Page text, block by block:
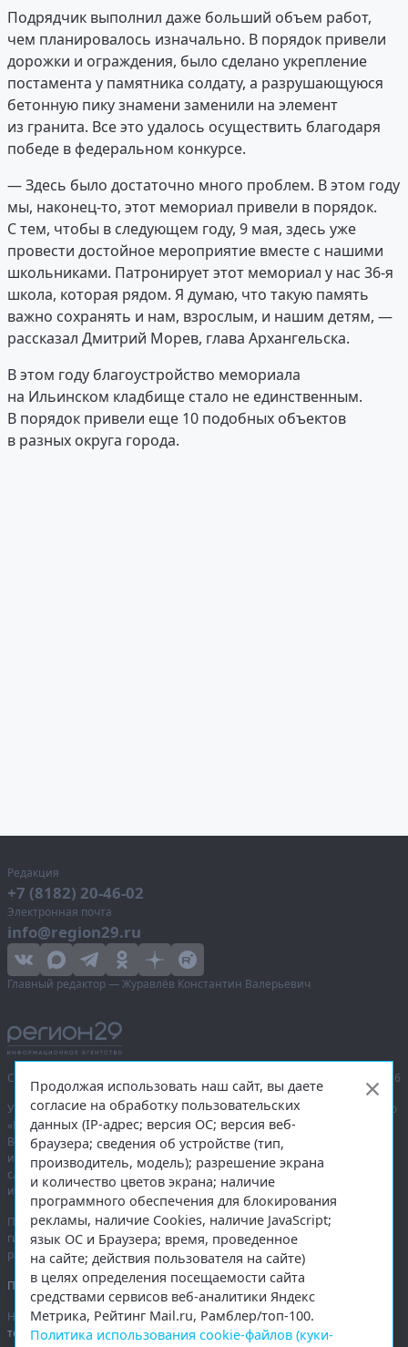
Подрядчик выполнил даже больший объем работ,
чем планировалось изначально. В порядок привели
дорожки и ограждения, было сделано укрепление
постамента у памятника солдату, а разрушающуюся
бетонную пику знамени заменили на элемент
из гранита. Все это удалось осуществить благодаря
победе в федеральном конкурсе.
— Здесь было достаточно много проблем. В этом году
мы, наконец-то, этот мемориал привели в порядок.
С тем, чтобы в следующем году, 9 мая, здесь уже
провести достойное мероприятие вместе с нашими
школьниками. Патронирует этот мемориал у нас 36-я
школа, которая рядом. Я думаю, что такую память
важно сохранять и нам, взрослым, и нашим детям, —
рассказал Дмитрий Морев, глава Архангельска.
В этом году благоустройство мемориала
на Ильинском кладбище стало не единственным.
В порядок привели еще 10 подобных объектов
в разных округа города.
Редакция
+7 (8182) 20-46-02
Электронная почта
info@region29.ru
Главный редактор — Журавлёв Константин Валерьевич
Сетевое издание «Информационное агентство Регион 29»,
© 2016–2026
Учредитель — общество с ограниченной ответственностью «Агентство
«Правда Севера».
Выписка из реестра зарегистрированных средств массовой
информации:ЭЛ № ФС 77-74226 от 09.11.2018 выдано Федеральной
службой по надзору в сфере связи, информационных технологий
и массовых коммуникаций (Роскомнадзор).
При полном или частичном использовании любых материалов
гиперссылка на region29.ruобязательна. Копирование материалов без
разрешения администрации сайта запрещено.
Правовая информация.
На информационном ресурсе применяютсярекомендательные
технологии.
Продолжая использовать наш сайт, вы даете
согласие на обработку пользовательских
данных (IP-адрес; версия ОС; версия веб-
браузера; сведения об устройстве (тип,
производитель, модель); разрешение экрана
и количество цветов экрана; наличие
программного обеспечения для блокирования
рекламы, наличие Cookies, наличие JavaScript;
язык ОС и Браузера; время, проведенное
на сайте; действия пользователя на сайте)
в целях определения посещаемости сайта
средствами сервисов веб-аналитики Яндекс
Метрика, Рейтинг Mail.ru, Рамблер/топ-100.
Политика использования cookie-файлов (куки-